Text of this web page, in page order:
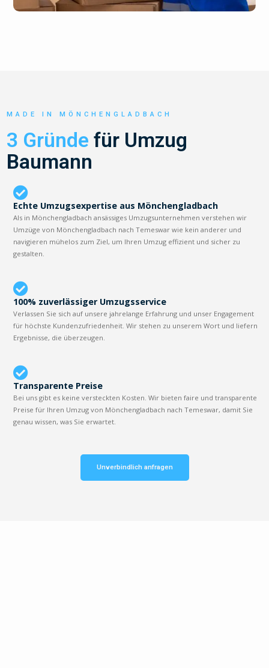
MADE IN MÖNCHENGLADBACH
3 Gründe für Umzug
Baumann
Echte Umzugsexpertise aus Mönchengladbach
Als in Mönchengladbach ansässiges Umzugsunternehmen verstehen wir
Umzüge von Mönchengladbach nach Temeswar wie kein anderer und
navigieren mühelos zum Ziel, um Ihren Umzug effizient und sicher zu
gestalten.
100% zuverlässiger Umzugsservice
Verlassen Sie sich auf unsere jahrelange Erfahrung und unser Engagement
für höchste Kundenzufriedenheit. Wir stehen zu unserem Wort und liefern
Ergebnisse, die überzeugen.
Transparente Preise
Bei uns gibt es keine versteckten Kosten. Wir bieten faire und transparente
Preise für Ihren Umzug von Mönchengladbach nach Temeswar, damit Sie
genau wissen, was Sie erwartet.
Unverbindlich anfragen